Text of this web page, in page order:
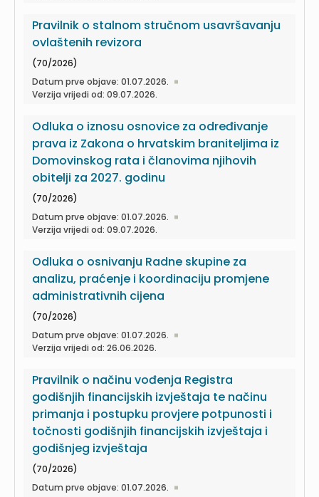
Pravilnik o stalnom stručnom usavršavanju
ovlaštenih revizora
(70/2026)
Datum prve objave: 01.07.2026.
Verzija vrijedi od: 09.07.2026.
Odluka o iznosu osnovice za određivanje
prava iz Zakona o hrvatskim braniteljima iz
Domovinskog rata i članovima njihovih
obitelji za 2027. godinu
(70/2026)
Datum prve objave: 01.07.2026.
Verzija vrijedi od: 09.07.2026.
Odluka o osnivanju Radne skupine za
analizu, praćenje i koordinaciju promjene
administrativnih cijena
(70/2026)
Datum prve objave: 01.07.2026.
Verzija vrijedi od: 26.06.2026.
Pravilnik o načinu vođenja Registra
godišnjih financijskih izvještaja te načinu
primanja i postupku provjere potpunosti i
točnosti godišnjih financijskih izvještaja i
godišnjeg izvještaja
(70/2026)
Datum prve objave: 01.07.2026.